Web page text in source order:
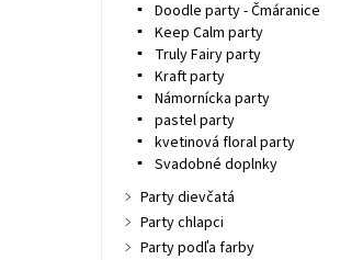
Doodle party - Čmáranice
Keep Calm party
Truly Fairy party
Kraft party
Námornícka party
pastel party
kvetinová floral party
Svadobné doplnky
Party dievčatá
Party chlapci
Party podľa farby